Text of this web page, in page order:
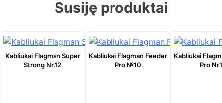
Susiję produktai
Kabliukai Flagman Super
Strong Nr.12
Kabliukai Flagman Feeder
Pro №10
Kabliukai
Pro